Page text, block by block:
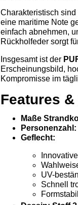
Charakteristisch sind
eine maritime Note
einfach abnehmen,
Rückholfeder sorgt
Insgesamt ist der
Erscheinungsbild,
Kompromisse im
Features
Maße
Personenzahl:
Geflecht:
UV-
Schnell